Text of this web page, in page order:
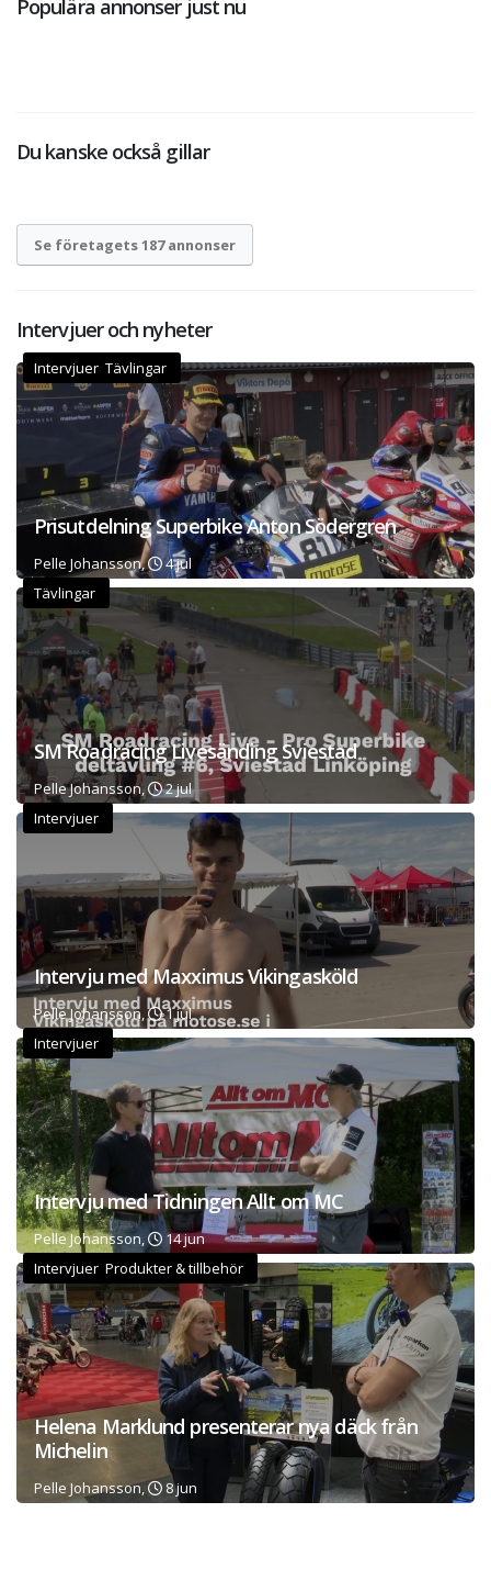
Populära annonser just nu
Du kanske också gillar
Se företagets 187 annonser
Intervjuer och nyheter
Intervjuer Tävlingar
Prisutdelning Superbike Anton Södergren
Pelle Johansson,
4 jul
Tävlingar
SM Roadracing Livesänding Sviestad
Pelle Johansson,
2 jul
Intervjuer
Intervju med Maxximus Vikingasköld
Pelle Johansson,
1 jul
Intervjuer
Intervju med Tidningen Allt om MC
Pelle Johansson,
14 jun
Intervjuer Produkter & tillbehör
Helena Marklund presenterar nya däck från
Michelin
Pelle Johansson, 8 jun